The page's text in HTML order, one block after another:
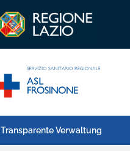
Transparente Verwaltung